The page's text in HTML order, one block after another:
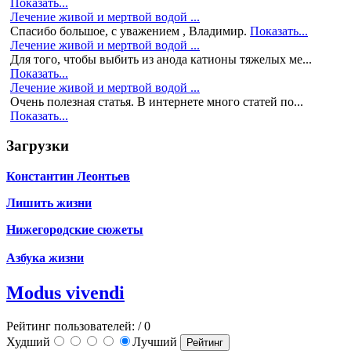
Лечение живой и мертвой водой ...
Спасибо большое, с уважением , Владимир. Показать...
Лечение живой и мертвой водой ...
Для того, чтобы выбить из анода катионы тяжелых ме...
Показать...
Лечение живой и мертвой водой ...
Очень полезная статья. В интернете много статей по...
Показать...
Загрузки
Константин Леонтьев
Лишить жизни
Нижегородские сюжеты
Азбука жизни
Modus vivendi
Рейтинг пользователей: / 0
Худший
Лучший